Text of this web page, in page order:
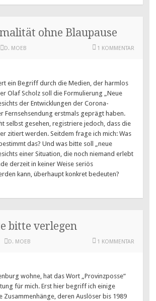
ohne Blaupause
D. MOEB 1 KOMMENTAR
ein Begriff durch die Medien, der harmlos
Olaf Scholz soll die Formulierung „Neue
der Entwicklungen der Corona-
Fernsehsendung erstmals geprägt haben.
selbst gesehen, registriere jedoch, dass die
zitiert werden. Seitdem frage ich mich: Was
das? Und was bitte soll „neue
einer Situation, die noch niemand erlebt
derzeit in keiner Weise seriös
kann, überhaupt konkret bedeuten?
bitte verlegen
D. MOEB 1 KOMMENTAR
wohne, hat das Wort „Provinzposse“
für mich. Erst hier begriff ich einige
Zusammenhänge, deren Auslöser bis 1989